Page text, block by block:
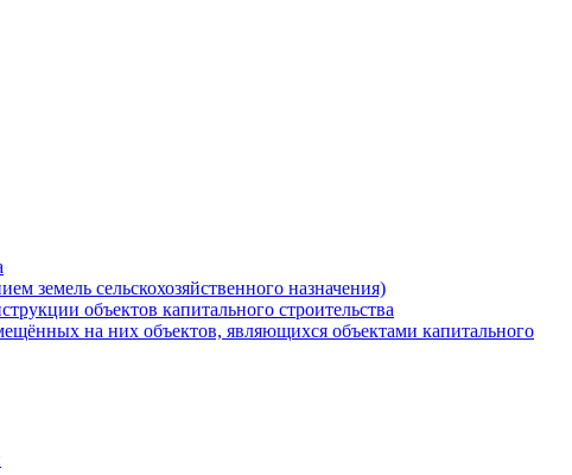
земель сельскохозяйственного назначения)
объектов капитального строительства
на них объектов, являющихся объектами капитального